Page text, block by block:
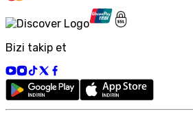
Bizi takip et